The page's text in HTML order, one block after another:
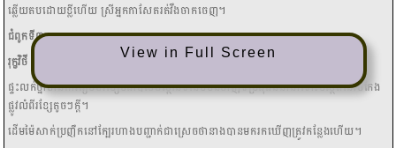
View in Full Screen